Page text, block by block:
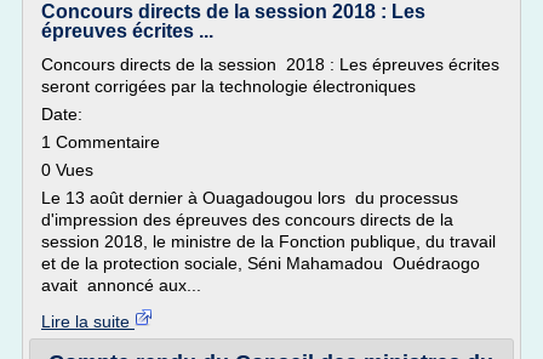
Concours directs de la session 2018 : Les
épreuves écrites ...
Concours directs de la session 2018 : Les épreuves écrites
seront corrigées par la technologie électroniques
Date:
1 Commentaire
0 Vues
Le 13 août dernier à Ouagadougou lors du processus
d'impression des épreuves des concours directs de la
session 2018, le ministre de la Fonction publique, du travail
et de la protection sociale, Séni Mahamadou Ouédraogo
avait annoncé aux...
Lire la suite